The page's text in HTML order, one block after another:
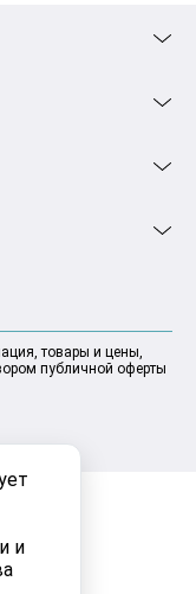
и
товары и цены,
публичной оферты